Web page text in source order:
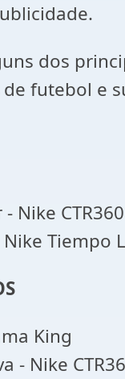
dos
futebol e
- Nike CTR360
Nike Tiempo
King
- Nike